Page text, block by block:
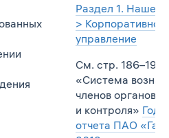
Раздел 1. Наше
> Корпоративное
управление
См. стр. 186–191,
«Система
членов органов
и контроля»
отчета ПАО